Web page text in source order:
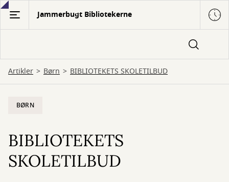
Gå
hovedindhold
Jammerbugt Bibliotekerne
Artikler Børn BIBLIOTEKETS SKOLETILBUD
BØRN
BIBLIOTEKETS
SKOLETILBUD